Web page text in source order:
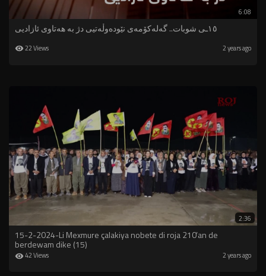
6:08
١٥ـی شوبات.. گەلەکۆمەی نێودەوڵەتیی دژ بە هەتاوی ئازادیی
22 Views 2 years ago
2:36
15-2-2024-Li Mexmure çalakiya nobete di roja 210’an de
berdewam dike (15)
42 Views 2 years ago